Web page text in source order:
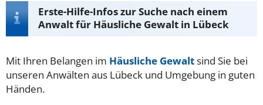
Erste-Hilfe-Infos zur Suche nach einem
Anwalt für Häusliche Gewalt in Lübeck
Mit Ihren Belangen im Häusliche Gewaltsind Sie bei
unseren Anwälten aus Lübeck und Umgebung in guten
Händen.